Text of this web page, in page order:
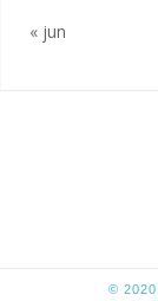
« jun
© 2020